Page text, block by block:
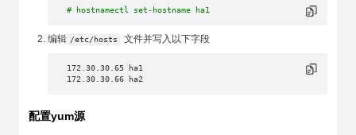
# hostnamectl set-hostname ha1
编辑 /etc/hosts 文件并写入以下字段
172.30.30.65 ha1
172.30.30.66 ha2
配置yum源